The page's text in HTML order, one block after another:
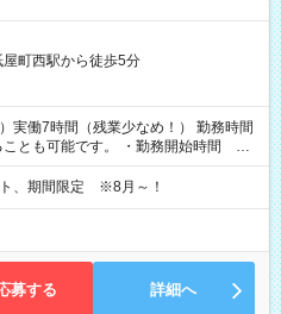
屋町西駅から徒歩5分
実働7時間（残業少なめ！） 勤務時間
ことも可能です。 ・勤務開始時間
時間 15:45～18:30 ・実働 05:00～
、期間限定 ※8月～！
募する 詳細へ